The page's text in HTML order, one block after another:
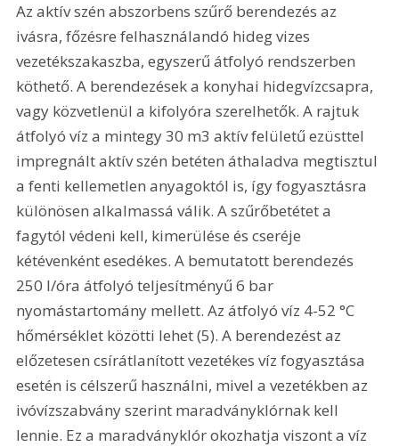
Az aktív szén abszorbens szűrő berendezés az
ivásra, főzésre felhasználandó hideg vizes
vezetékszakaszba, egyszerű átfolyó rendszerben
köthető. A berendezések a konyhai hidegvízcsapra,
vagy közvetlenül a kifolyóra szerelhetők. A rajtuk
átfolyó víz a mintegy 30 m3 aktív felületű ezüsttel
impregnált aktív szén betéten áthaladva megtisztul
a fenti kellemetlen anyagoktól is, így fogyasztásra
különösen alkalmassá válik. A szűrőbetétet a
fagytól védeni kell, kimerülése és cseréje
kétévenként esedékes. A bemutatott berendezés
250 l/óra átfolyó teljesítményű 6 bar
nyomástartomány mellett. Az átfolyó víz 4-52 °C
hőmérséklet közötti lehet (5). A berendezést az
előzetesen csírátlanított vezetékes víz fogyasztása
esetén is célszerű használni, mivel a vezetékben az
ivóvízszabvány szerint maradványklórnak kell
lennie. Ez a maradványklór okozhatja viszont a víz